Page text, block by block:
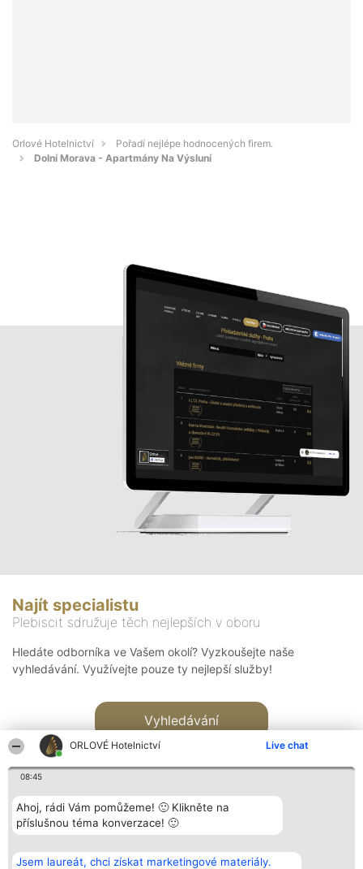
ORLOVÉ Hotelnictví Live chat
08:45
Ahoj, rádi Vám pomůžeme! 🙂 Klikněte na
příslušnou téma konverzace! 🙂
Jsem laureát, chci získat marketingové materiály.
Orlové Hotelnictví
Pořadí nejlépe hodnocených firem.
Dolní Morava - Apartmány Na Výsluní
Najít specialistu
Plebiscit sdružuje těch nejlepších v oboru
Hledáte odborníka ve Vašem okolí? Vyzkoušejte naše
vyhledávání. Využívejte pouze ty nejlepší služby!
Vyhledávání
Bright Side Solutions sp. z o.
o. sp. k.
Vítězové
Seznam všech
Kontakt